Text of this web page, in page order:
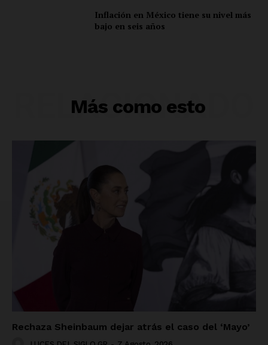
Inflación en México tiene su nivel más
bajo en seis años
Más como esto
RELACIONADO
Rechaza Sheinbaum dejar atrás el caso del ‘Mayo’